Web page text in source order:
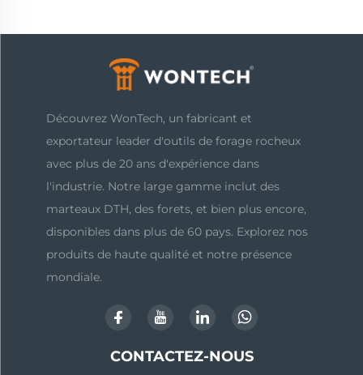
Découvrez WonTech, un fabricant et
exportateur leader d'outils de forage rocheux
avec plus de 20 ans d'expérience dans
l'industrie. Notre large gamme inclut des
marteaux DTH, des forets, et bien plus encore,
disponibles dans plus de 60 pays. Explorez nos
produits de haute qualité et notre présence
mondiale.
CONTACTEZ-NOUS